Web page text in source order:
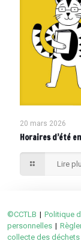
20 mars 2026
Horaires d’été
Lire
©CCTLB | Politique
personnelles |
collecte des déchets